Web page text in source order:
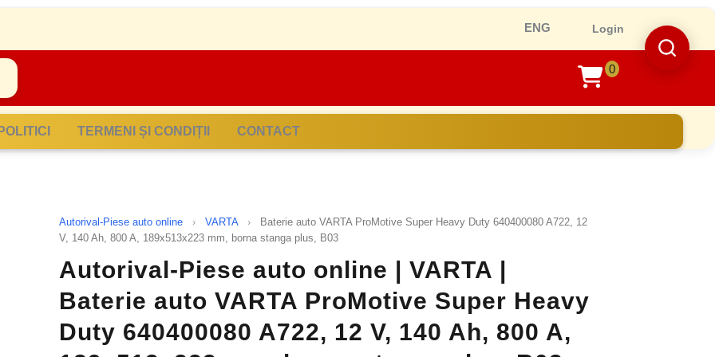
Login
shopping
cart
0
POLITICI TERMENI ȘI CONDIȚII CONTACT
Autorival-Piese auto online › VARTA ›
Baterie auto VARTA ProMotive Super Heavy Duty 640400080 A722, 12
V, 140 Ah, 800 A, 189x513x223 mm, borna stanga plus, B03
Autorival-Piese auto online | VARTA |
Baterie auto VARTA ProMotive Super Heavy
Duty 640400080 A722, 12 V, 140 Ah, 800 A,